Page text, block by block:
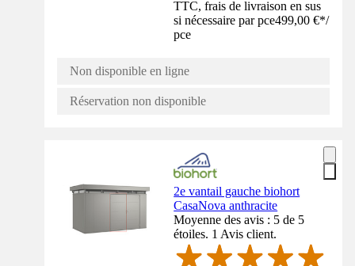
TTC, frais de livraison en sus
si nécessaire par pce499,00 €*/
pce
Non disponible en ligne
Réservation non disponible
2e vantail gauche biohort
CasaNova anthracite
Moyenne des avis : 5 de 5
étoiles. 1 Avis client.